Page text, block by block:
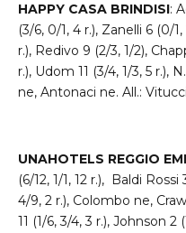
HAPPY CASA BRINDISI:
(3/6, 0/1, 4 r.), Zanelli 6 (0/
r.), Redivo 9 (2/3, 1/2),
r.), Udom 11 (3/4, 1/3, 5 r.),
ne, Antonaci ne. All.:
UNAHOTELS REGGIO
(6/12, 1/1, 12 r.), Baldi
4/9, 2 r.), Colombo ne,
11 (1/6, 3/4, 3 r.), Johnson 2